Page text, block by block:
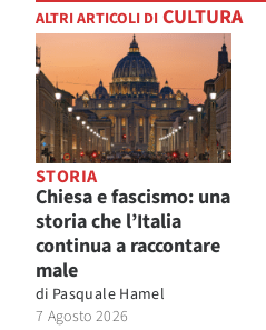
ALTRI ARTICOLI DI CULTURA
STORIA
Chiesa e fascismo: una
storia che l’Italia
continua a raccontare
male
di Pasquale Hamel
7 Agosto 2026